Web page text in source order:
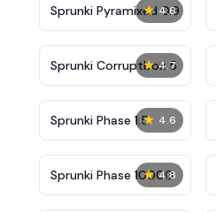
★ 4.6
Sprunki Pyramixed 0.9
★ 4.7
Sprunki Corruptbox 5
★ 4.6
Sprunki Phase 1.5
★ 4.8
Sprunki Phase 10000